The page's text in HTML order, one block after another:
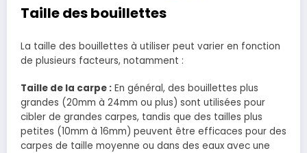
Taille des bouillettes
La taille des bouillettes à utiliser peut varier en fonction
de plusieurs facteurs, notamment :
Taille de la carpe : En général, des bouillettes plus
grandes (20mm à 24mm ou plus) sont utilisées pour
cibler de grandes carpes, tandis que des tailles plus
petites (10mm à 16mm) peuvent être efficaces pour des
carpes de taille moyenne ou dans des eaux avec une